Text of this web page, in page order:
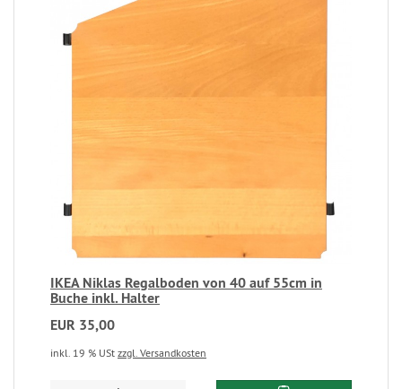
IKEA Niklas Regalboden von 40 auf 55cm in
Buche inkl. Halter
EUR 35,00
inkl. 19 % USt zzgl. Versandkosten